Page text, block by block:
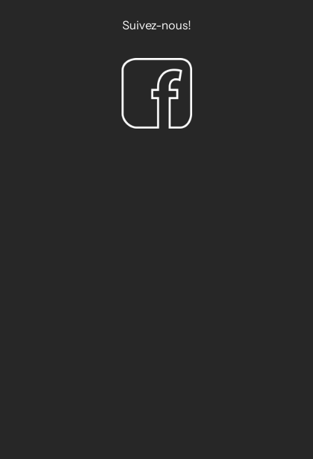
Suivez-nous!